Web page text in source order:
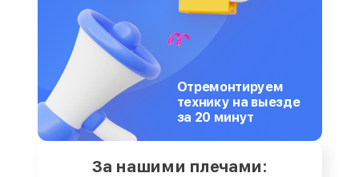
Отремонтируем
технику на выезде
за 20 минут
За нашими плечами: